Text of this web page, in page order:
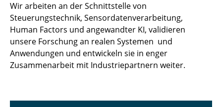
Wir arbeiten an der Schnittstelle von
Steuerungstechnik, Sensordatenverarbeitung,
Human Factors und angewandter KI, validieren
unsere Forschung an realen Systemen und
Anwendungen und entwickeln sie in enger
Zusammenarbeit mit Industriepartnern weiter.